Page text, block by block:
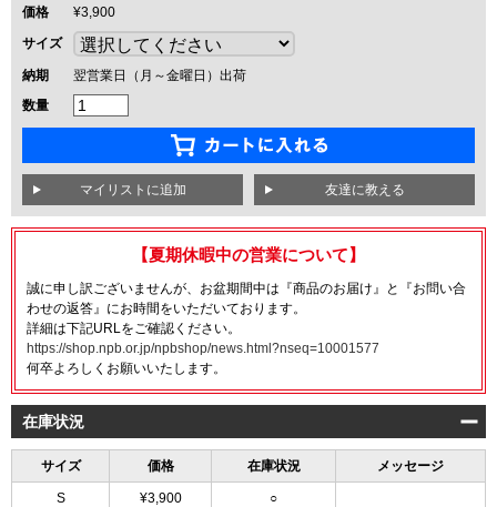
価格
¥3,900
サイズ
納期
翌営業日（月～金曜日）出荷
数量
友達に教える
【夏期休暇中の営業について】
誠に申し訳ございませんが、お盆期間中は『商品のお届け』と『お問い合
わせの返答』にお時間をいただいております。
詳細は下記URLをご確認ください。
https://shop.npb.or.jp/npbshop/news.html?nseq=10001577
何卒よろしくお願いいたします。
在庫状況
サイズ 価格 在庫状況 メッセージ
S ¥3,900 ○